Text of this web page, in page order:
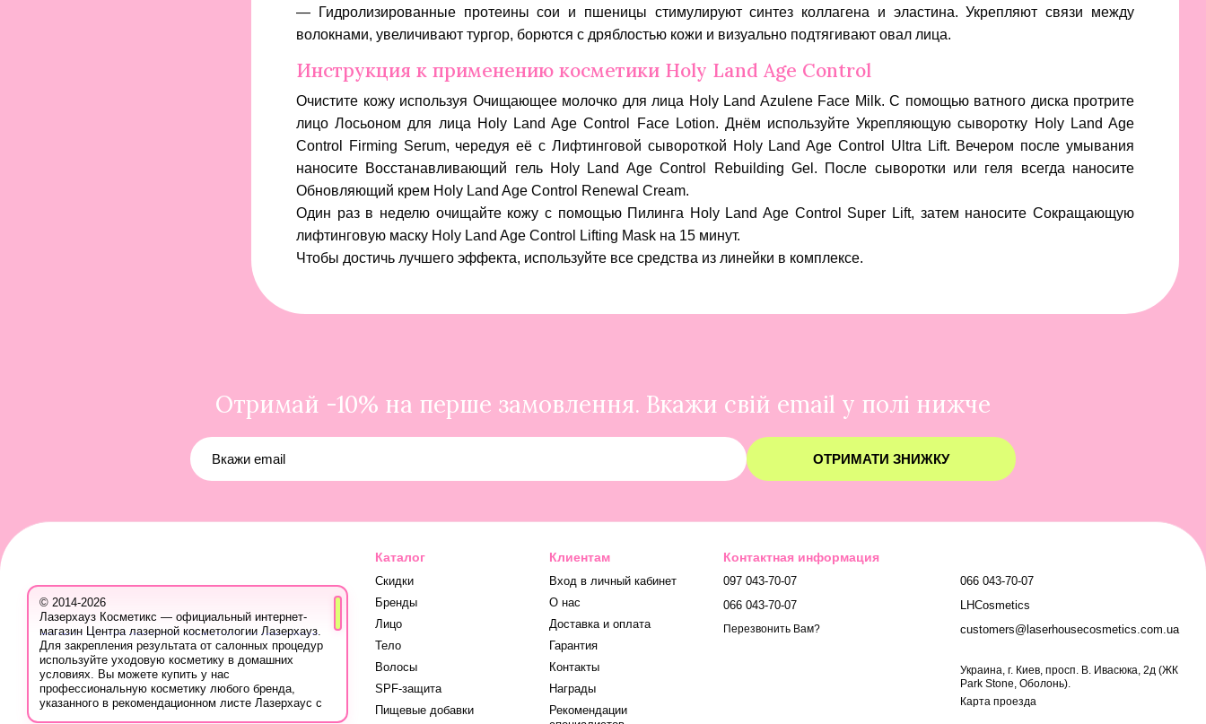
— Гидролизированные протеины сои и пшеницы стимулируют синтез коллагена и эластина. Укрепляют связи между
волокнами, увеличивают тургор, борются с дряблостью кожи и визуально подтягивают овал лица.
Инструкция к применению косметики Holy Land Age Control
Очистите кожу используя Очищающее молочко для лица Holy Land Azulene Face Milk. С помощью ватного диска протрите
лицоЛосьоном для лица Holy Land Age Control Face Lotion. Днём используйтеУкрепляющую сыворотку Holy Land Age
Control Firming Serum, чередуя её с Лифтинговой сывороткой Holy Land Age Control Ultra Lift. Вечером после умывания
наносите Восстанавливающий гель Holy Land Age Control Rebuilding Gel . После сыворотки или геля всегда наносите
Обновляющий крем Holy Land Age Control Renewal Cream.
Один раз в неделю очищайте кожу с помощью Пилинга Holy Land Age Control Super Lift, затем наносите Сокращающую
лифтинговую маску Holy Land Age Control Lifting Mask на 15 минут.
Чтобы достичь лучшего эффекта, используйте все средства из линейки в комплексе.
Отримай -10% на перше замовлення. Вкажи свій email у полі нижче
ОТРИМАТИ ЗНИЖКУ
© 2014-2026
Лазерхауз Косметикс — официальный интернет-
магазин Центра лазерной косметологии Лазерхауз.
Для закрепления результата от салонных процедур
используйте уходовую косметику в домашних
условиях. Вы можете купить у нас
профессиональную косметику любого бренда,
указанного в рекомендационном листе Лазерхаус с
Каталог
Скидки
Бренды
Лицо
Тело
Волосы
SPF-защита
Пищевые добавки
Клиентам
Вход в личный кабинет
О нас
Доставка и оплата
Гарантия
Контакты
Награды
Рекомендации
Контактная информация
097 043-70-07
066 043-70-07
Перезвонить Вам?
066 043-70-07
LHCosmetics
customers@laserhousecosmetics.com.ua
Украина, г. Киев, просп. В. Ивасюка, 2д (ЖК
Park Stone, Оболонь).
Карта проезда